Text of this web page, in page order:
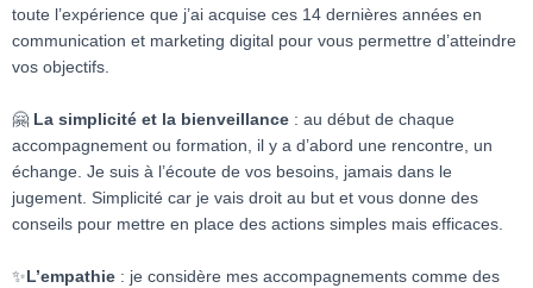
toute l’expérience que j’ai acquise ces 14 dernières années en
communication et marketing digital pour vous permettre d’atteindre
vos objectifs.
🤗 La simplicité et la bienveillance : au début de chaque
accompagnement ou formation, il y a d’abord une rencontre, un
échange. Je suis à l’écoute de vos besoins, jamais dans le
jugement.⁣⁣ Simplicité car je vais droit au but et vous donne des
conseils pour mettre en place des actions simples mais efficaces.⁣⁣
✨L’empathie : je considère mes accompagnements comme des